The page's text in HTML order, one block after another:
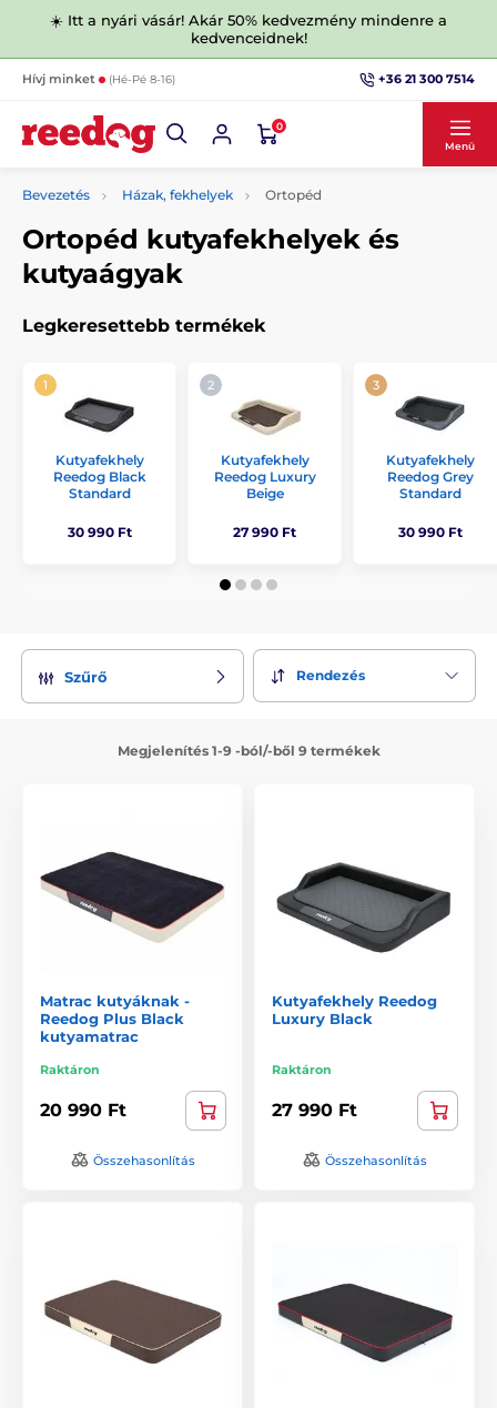
☀️ Itt a nyári vásár! Akár 50% kedvezmény mindenre a
kedvenceidnek!
Hívj minket (Hé-Pé 8-16) +36 21 300 7514
0
Menü
Bevezetés Házak, fekhelyek Ortopéd
Ortopéd kutyafekhelyek és
kutyaágyak
Legkeresettebb termékek
Kutyafekhely
Reedog Black
Standard
30 990 Ft
Kutyafekhely
Reedog Luxury
Beige
27 990 Ft
Kutyafekhely
Reedog Grey
Standard
30 990 Ft
Szűrő Rendezés
Megjelenítés 1-9 -ból/-ből 9 termékek
Matrac kutyáknak -
Reedog Plus Black
kutyamatrac
Raktáron
20 990 Ft
Összehasonlítás
Kutyafekhely Reedog
Luxury Black
Raktáron
27 990 Ft
Összehasonlítás